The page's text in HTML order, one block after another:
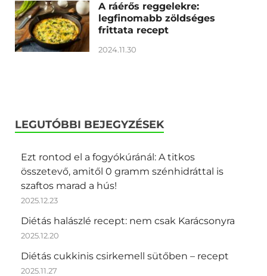
A ráérős reggelekre:
legfinomabb zöldséges
frittata recept
2024.11.30
LEGUTÓBBI BEJEGYZÉSEK
Ezt rontod el a fogyókúránál: A titkos
összetevő, amitől 0 gramm szénhidráttal is
szaftos marad a hús!
2025.12.23
Diétás halászlé recept: nem csak Karácsonyra
2025.12.20
Diétás cukkinis csirkemell sütőben – recept
2025.11.27